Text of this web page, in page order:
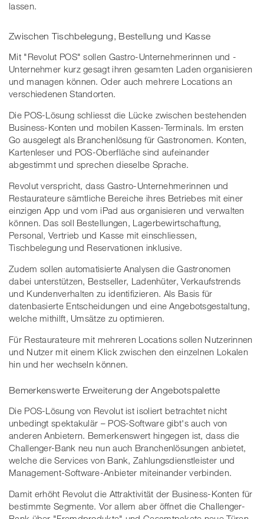
lassen.
Zwischen Tischbelegung, Bestellung und Kasse
Mit "Revolut POS" sollen Gastro-Unternehmerinnen und -
Unternehmer kurz gesagt ihren gesamten Laden organisieren
und managen können. Oder auch mehrere Locations an
verschiedenen Standorten.
Die POS-Lösung schliesst die Lücke zwischen bestehenden
Business-Konten und mobilen Kassen-Terminals. Im ersten
Go ausgelegt als Branchenlösung für Gastronomen. Konten,
Kartenleser und POS-Oberfläche sind aufeinander
abgestimmt und sprechen dieselbe Sprache.
Revolut verspricht, dass Gastro-Unternehmerinnen und
Restaurateure sämtliche Bereiche ihres Betriebes mit einer
einzigen App und vom iPad aus organisieren und verwalten
können. Das soll Bestellungen, Lagerbewirtschaftung,
Personal, Vertrieb und Kasse mit einschliessen,
Tischbelegung und Reservationen inklusive.
Zudem sollen automatisierte Analysen die Gastronomen
dabei unterstützen, Bestseller, Ladenhüter, Verkaufstrends
und Kundenverhalten zu identifizieren. Als Basis für
datenbasierte Entscheidungen und eine Angebotsgestaltung,
welche mithilft, Umsätze zu optimieren.
Für Restaurateure mit mehreren Locations sollen Nutzerinnen
und Nutzer mit einem Klick zwischen den einzelnen Lokalen
hin und her wechseln können.
Bemerkenswerte Erweiterung der Angebotspalette
Die POS-Lösung von Revolut ist isoliert betrachtet nicht
unbedingt spektakulär – POS-Software gibt's auch von
anderen Anbietern. Bemerkenswert hingegen ist, dass die
Challenger-Bank neu nun auch Branchenlösungen anbietet,
welche die Services von Bank, Zahlungsdienstleister und
Management-Software-Anbieter miteinander verbinden.
Damit erhöht Revolut die Attraktivität der Business-Konten für
bestimmte Segmente. Vor allem aber öffnet die Challenger-